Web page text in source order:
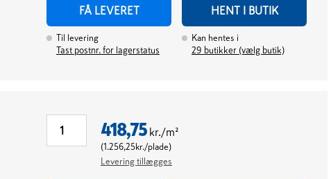
FÅ LEVERET HENT I BUTIK
Til levering
Tast postnr. for lagerstatus
Kan hentes i
29 butikker (vælg butik)
418,75 kr./m²
(1.256,25kr./plade)
Levering tillægges